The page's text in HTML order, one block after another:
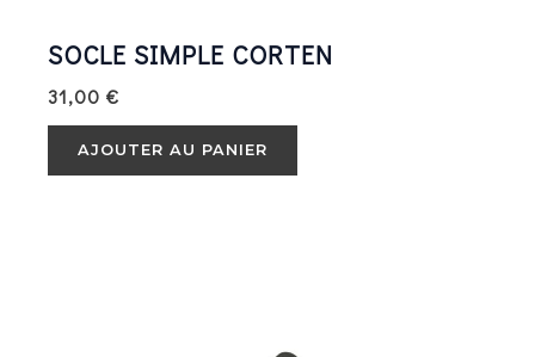
SOCLE SIMPLE CORTEN
31,00 €
AJOUTER AU PANIER